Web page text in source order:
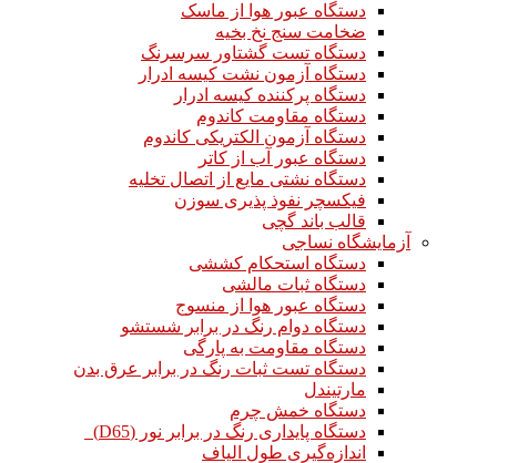
دستگاه عبور هوا از ماسک
ضخامت سنج نخ بخیه
دستگاه تست گشتاور سرسرنگ
دستگاه آزمون نشت کیسه ادرار
دستگاه پرکننده کیسه ادرار
دستگاه مقاومت کاندوم
دستگاه آزمون الکتریکی کاندوم
دستگاه عبور آب از کاتر
دستگاه نشتی مایع از اتصال تخلیه
فیکسچر نفوذ پذیری سوزن
قالب باند گچی
آزمایشگاه نساجی
دستگاه استحکام کششی
دستگاه ثبات مالشی
دستگاه عبور هوا از منسوج
دستگاه دوام رنگ در برابر شستشو
دستگاه مقاومت به پارگی
دستگاه تست ثبات رنگ در برابر عرق بدن
مارتیندل
دستگاه خمش چرم
دستگاه پایداری رنگ در برابر نور (D65)
اندازه‌گیری طول الیاف